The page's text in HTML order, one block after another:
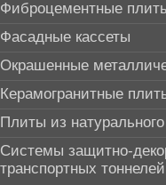
Фиброцементные
Фасадные кассеты
Окрашенные
Керамогранитные
Плиты из
Системы защитно-
транспортных тоннелей